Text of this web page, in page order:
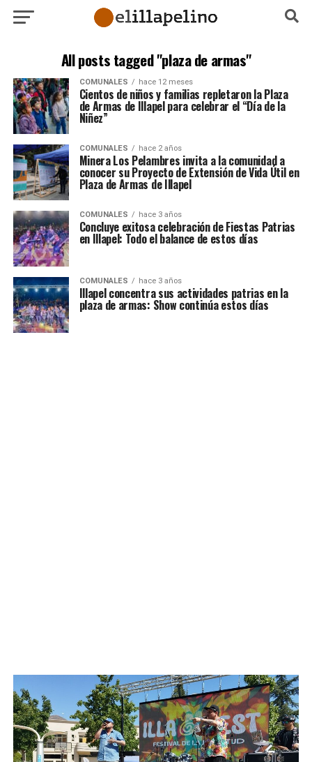
All posts tagged "plaza de armas"
COMUNALES hace 12 meses
Cientos de niños y familias repletaron la Plaza
de Armas de Illapel para celebrar el “Día de la
Niñez”
COMUNALES hace 2 años
Minera Los Pelambres invita a la comunidad a
conocer su Proyecto de Extensión de Vida Útil en
Plaza de Armas de Illapel
COMUNALES hace 3 años
Concluye exitosa celebración de Fiestas Patrias
en Illapel: Todo el balance de estos días
COMUNALES hace 3 años
Illapel concentra sus actividades patrias en la
plaza de armas: Show continúa estos días